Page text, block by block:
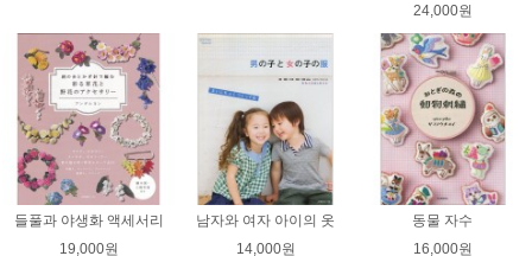
24,000원
들풀과 야생화 액세서리
19,000원
남자와 여자 아이의 옷
14,000원
동물 자수
16,000원